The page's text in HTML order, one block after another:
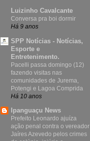
Luizinho Cavalcante
Conversa pra boi dormir
Há 9 anos
SPP Notícias - Notícias,
Esporte e
Entretenimento.
Pacelli passa domingo (12)
fazendo visitas nas
comunidades de Jurema,
Potengi e Lagoa Comprida
Há 10 anos
Ipanguaçu News
Prefeito Leonardo ajuíza
ação penal contra o vereador
Jaíres Azevedo pelos crimes